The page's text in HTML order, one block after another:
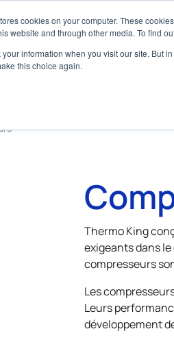
cookies on your computer. These
website and through other media. To find
your information when you visit our site. But
this choice again.
média Marine
Thermo King
exigeants dans
compresseurs
Les
Leurs
développement